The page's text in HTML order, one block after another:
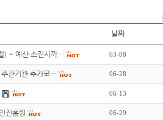
날짜
) ~ 예산 소진시까… 03-08
주관기관 추가모… 06-28
06-13
진흥원 06-29